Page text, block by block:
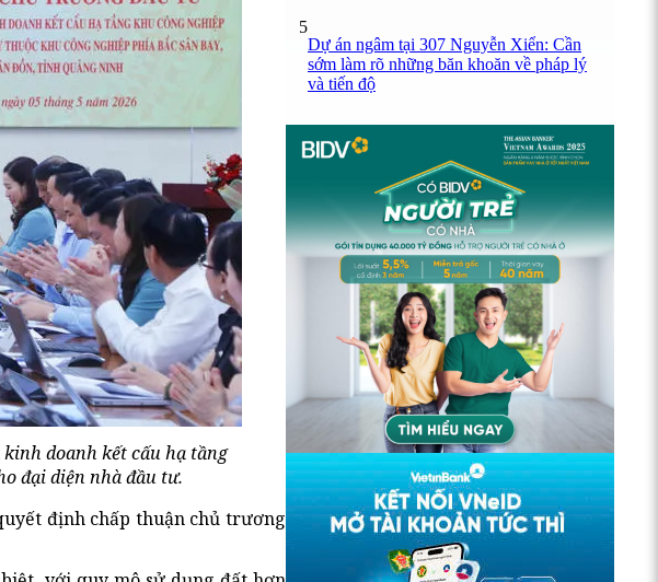
doanh kết cấu hạ tầng
đại diện nhà đầu tư.
định chấp thuận chủ trương
5
Dự án ngâm tại 307 Nguyễn Xiển: Cần
sớm làm rõ những băn khoăn về pháp lý
và tiến độ